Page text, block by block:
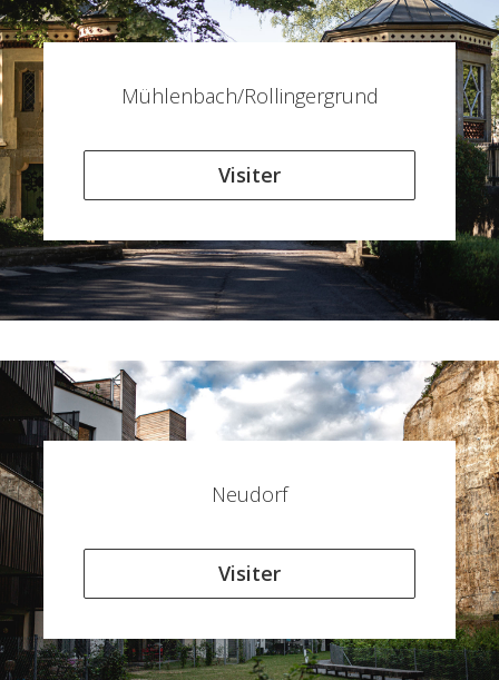
Mühlenbach/Rollingergrund
Visiter
Neudorf
Visiter